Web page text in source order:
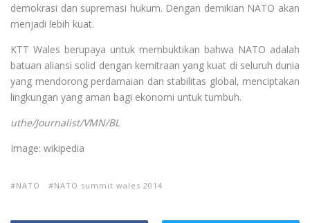
demokrasi dan supremasi hukum. Dengan demikian NATO akan
menjadi lebih kuat.
KTT Wales berupaya untuk membuktikan bahwa NATO adalah
batuan aliansi solid dengan kemitraan yang kuat di seluruh dunia
yang mendorong perdamaian dan stabilitas global, menciptakan
lingkungan yang aman bagi ekonomi untuk tumbuh.
uthe/Journalist/VMN/BL
Image: wikipedia
NATO NATO summit wales 2014